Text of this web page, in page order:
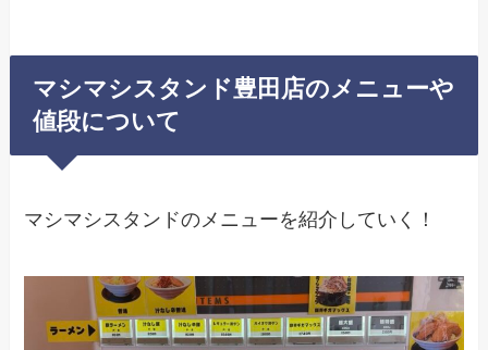
マシマシスタンド豊田店のメニューや
値段について
マシマシスタンドのメニューを紹介していく！